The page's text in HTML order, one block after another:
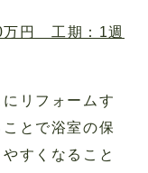
万円 工期：1週
リフォームす
とで浴室の保
すくなること